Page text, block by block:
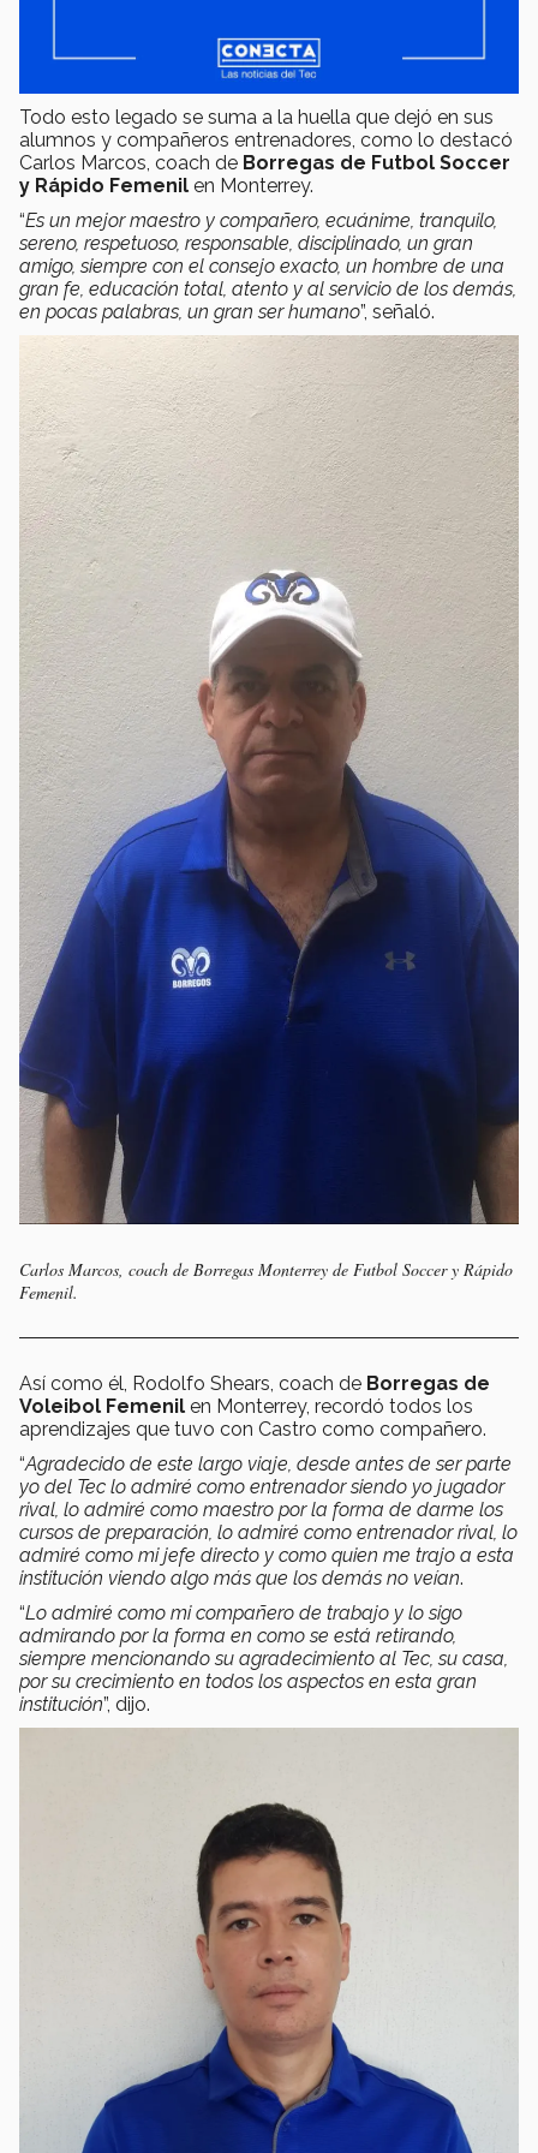
Todo esto legado se suma a la huella que dejó en sus
alumnos y compañeros entrenadores, como lo destacó
Carlos Marcos, coach de Borregas de Futbol Soccer
y Rápido Femenil en Monterrey.
“Es un mejor maestro y compañero, ecuánime, tranquilo,
sereno, respetuoso, responsable, disciplinado, un gran
amigo, siempre con el consejo exacto, un hombre de una
gran fe, educación total, atento y al servicio de los demás,
en pocas palabras, un gran ser humano”, señaló.
Carlos Marcos, coach de Borregas Monterrey de Futbol Soccer y Rápido
Femenil.
Así como él, Rodolfo Shears, coach de Borregas de
Voleibol Femenil en Monterrey, recordó todos los
aprendizajes que tuvo con Castro como compañero.
“Agradecido de este largo viaje, desde antes de ser parte
yo del Tec lo admiré como entrenador siendo yo jugador
rival, lo admiré como maestro por la forma de darme los
cursos de preparación, lo admiré como entrenador rival, lo
admiré como mi jefe directo y como quien me trajo a esta
institución viendo algo más que los demás no veían.
“Lo admiré como mi compañero de trabajo y lo sigo
admirando por la forma en como se está retirando,
siempre mencionando su agradecimiento al Tec, su casa,
por su crecimiento en todos los aspectos en esta gran
institución”, dijo.